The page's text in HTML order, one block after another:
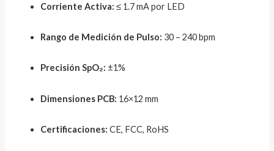
Corriente Activa: ≤ 1.7 mA por LED
Rango de Medición de Pulso: 30 – 240 bpm
Precisión SpO₂: ±1%
Dimensiones PCB: 16×12 mm
Certificaciones: CE, FCC, RoHS